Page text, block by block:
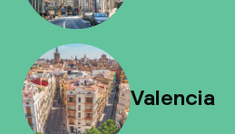
Valencia